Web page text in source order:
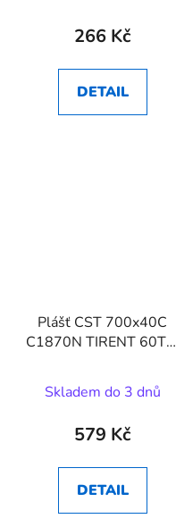
266 Kč
DETAIL
Plášť CST 700x40C
C1870N TIRENT 60TPI
Skladem do 3 dnů
579 Kč
DETAIL